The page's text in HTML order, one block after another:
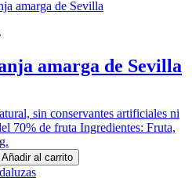
amarga de Sevilla
sin conservantes artificiales ni
70% de fruta Ingredientes: Fruta,
Añadir al carrito